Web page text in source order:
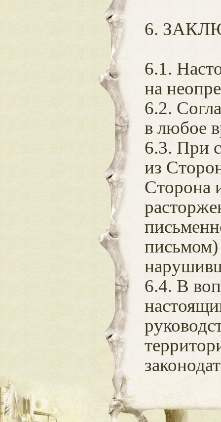
6.
6.1.
на
6.2.
в любое
6.3. При
из
Сторона
письмом)
6.4. В